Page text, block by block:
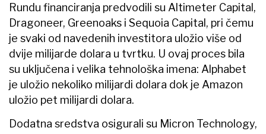
Rundu financiranja predvodili su Altimeter Capital,
Dragoneer, Greenoaks i Sequoia Capital, pri čemu
je svaki od navedenih investitora uložio više od
dvije milijarde dolara u tvrtku. U ovaj proces bila
su uključena i velika tehnološka imena: Alphabet
je uložio nekoliko milijardi dolara dok je Amazon
uložio pet milijardi dolara.
Dodatna sredstva osigurali su Micron Technology,